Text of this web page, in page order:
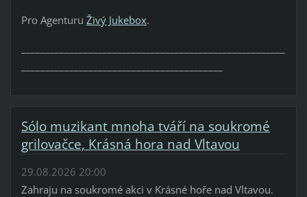
Pro Agenturu Živý Jukebox.
Sólo muzikant mnoha tváří na soukromé
grilovačce, Krásná hora nad Vltavou
29.08.2026 20:00
Zahraju na soukromé akci v Krásné hoře nad Vltavou.